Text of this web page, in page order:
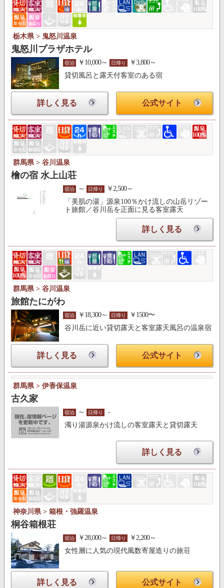
栃木県 > 鬼怒川温泉
鬼怒川プラザホテル
宿泊 ￥10,000～ 日帰り
￥3,800～
貸切風呂と露天付客室のある宿
詳しく見る 公式サイト
群馬県 > 谷川温泉
檜の宿 水上山荘
宿泊 ～ 日帰り
￥2,500～
「美肌の湯」源泉100％かけ流しの山岳リゾー
ト旅館／谷川岳を正面に見る客室露天
詳しく見る
群馬県 > 谷川温泉
旅館たにがわ
宿泊 ￥18,300～ 日帰り
￥1500〜
谷川岳に近い貸切露天と客室露天風呂の温泉宿
詳しく見る 公式サイト
群馬県 > 伊香保温泉
古久家
宿泊 ～ 日帰り
-
濁り湯源泉かけ流しの客室露天と貸切露天
詳しく見る
神奈川県 > 箱根・強羅温泉
桐谷箱根荘
宿泊 ￥28,000～ 日帰り
￥2,200～
女性層に人気の現代風数寄屋造りの旅荘
詳しく見る 公式サイト